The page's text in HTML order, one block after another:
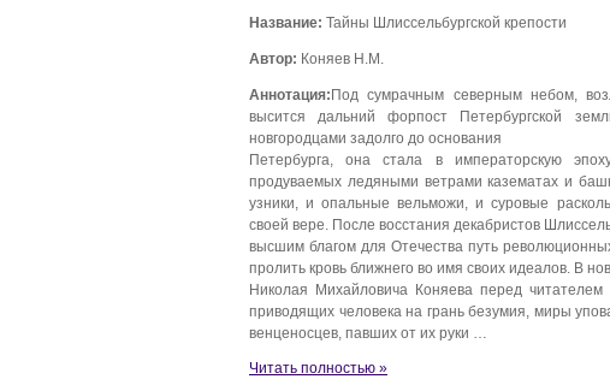
Название: Тайны Шлиссельбургской крепости
Автор: Коняев Н.М.
Аннотация:Под сумрачным северным небом,
высится дальний форпост Петербургской
новгородцами задолго до основания
Петербурга, она стала в императорскую
продуваемых ледяными ветрами казематах и
узники, и опальные вельможи, и суровые
своей вере. После восстания декабристов
высшим благом для Отечества путь
пролить кровь ближнего во имя своих идеалов. В
Николая Михайловича Коняева перед
приводящих человека на грань безумия, миры
венценосцев, павших от их руки …
Читать полностью »